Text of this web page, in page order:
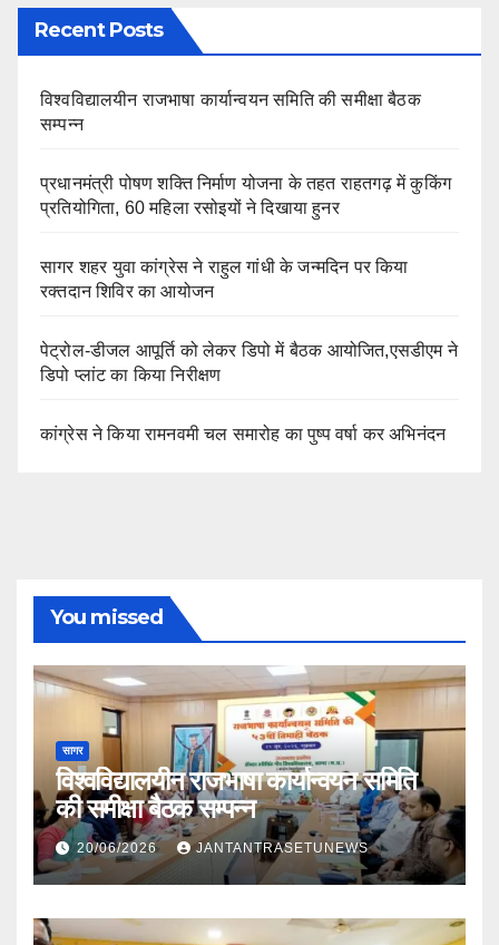
Recent Posts
विश्वविद्यालयीन राजभाषा कार्यान्वयन समिति की समीक्षा बैठक
सम्पन्न
प्रधानमंत्री पोषण शक्ति निर्माण योजना के तहत राहतगढ़ में कुकिंग
प्रतियोगिता, 60 महिला रसोइयों ने दिखाया हुनर
सागर शहर युवा कांग्रेस ने राहुल गांधी के जन्मदिन पर किया
रक्तदान शिविर का आयोजन
पेट्रोल-डीजल आपूर्ति को लेकर डिपो में बैठक आयोजित,एसडीएम ने
डिपो प्लांट का किया निरीक्षण
कांग्रेस ने किया रामनवमी चल समारोह का पुष्प वर्षा कर अभिनंदन
You missed
सागर
विश्वविद्यालयीन राजभाषा कार्यान्वयन समिति
की समीक्षा बैठक सम्पन्न
20/06/2026 JANTANTRASETUNEWS